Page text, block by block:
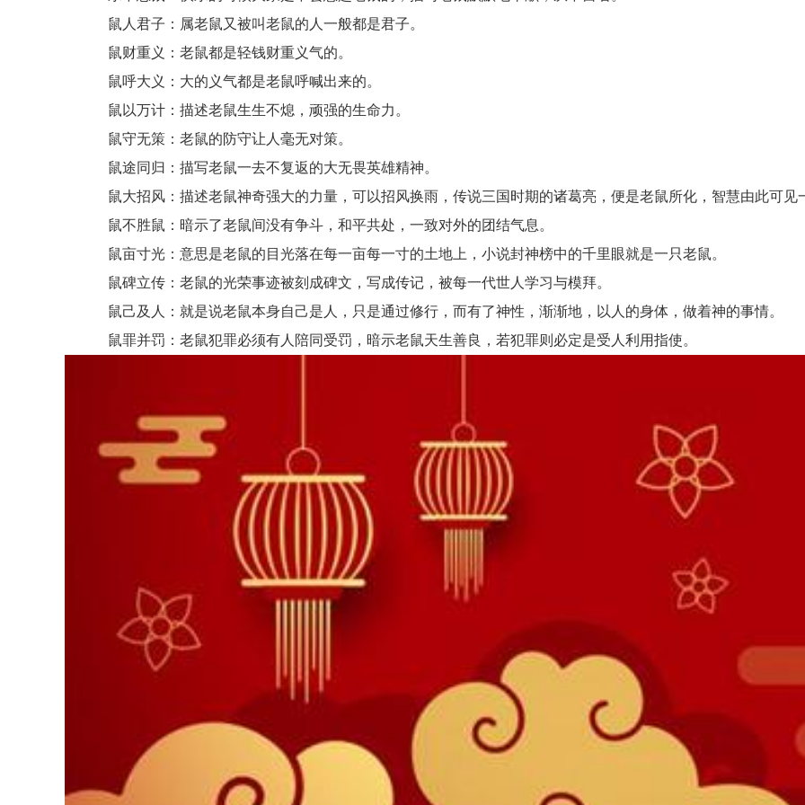
鼠人君子：属老鼠又被叫老鼠的人一般都是君子。
鼠财重义：老鼠都是轻钱财重义气的。
鼠呼大义：大的义气都是老鼠呼喊出来的。
鼠以万计：描述老鼠生生不熄，顽强的生命力。
鼠守无策：老鼠的防守让人毫无对策。
鼠途同归：描写老鼠一去不复返的大无畏英雄精神。
鼠大招风：描述老鼠神奇强大的力量，可以招风换雨，传说三国时期的诸葛亮，便是老鼠所化，智慧由此可见
鼠不胜鼠：暗示了老鼠间没有争斗，和平共处，一致对外的团结气息。
鼠亩寸光：意思是老鼠的目光落在每一亩每一寸的土地上，小说封神榜中的千里眼就是一只老鼠。
鼠碑立传：老鼠的光荣事迹被刻成碑文，写成传记，被每一代世人学习与模拜。
鼠己及人：就是说老鼠本身自己是人，只是通过修行，而有了神性，渐渐地，以人的身体，做着神的事情。
鼠罪并罚：老鼠犯罪必须有人陪同受罚，暗示老鼠天生善良，若犯罪则必定是受人利用指使。